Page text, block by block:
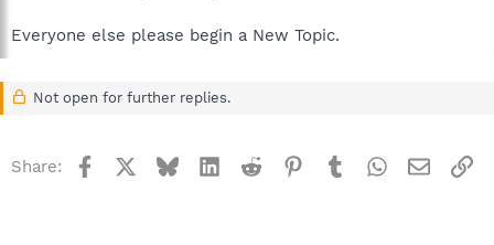
Everyone else please begin a New Topic.
Not open for further replies.
Share: Facebook BlueskyLinkedInReddit Pinterest
TumblrWhatsApp
Email